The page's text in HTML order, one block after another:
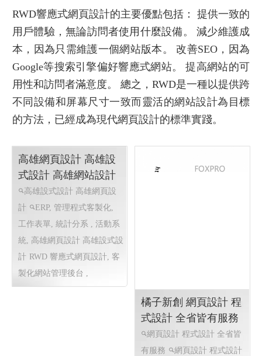
RWD響應式網頁設計的主要優點包括： 提供一致的
用戶體驗，無論訪問者使用什麼設備。 減少維護成
本，因為只需維護一個網站版本。 改善SEO，因為
Google等搜索引擎偏好響應式網站。 提高網站的可
用性和訪問者滿意度。 總之，RWD是一種以提供跨
不同設備和屏幕尺寸一致而靈活的網站設計為目標
的方法，已經成為現代網頁設計的標準實踐。
高雄網頁設計 高雄設
式設計 高雄網站設計
高雄設式設計 高雄網頁設
橘子新創 網頁設計 程
式設計 全省皆有服務
網頁設計 程式設計 全省皆
有服務
網頁設計 程式設計